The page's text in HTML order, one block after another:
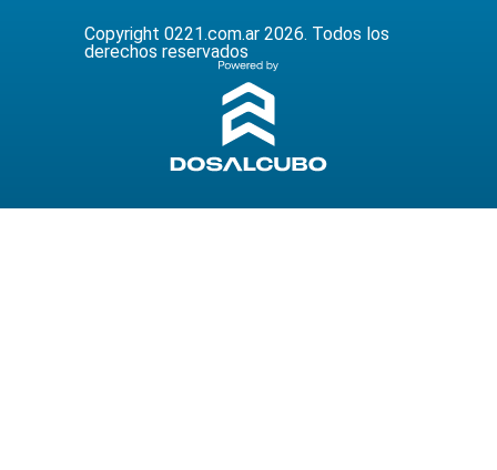
Copyright 0221.com.ar 2026. Todos los
derechos reservados